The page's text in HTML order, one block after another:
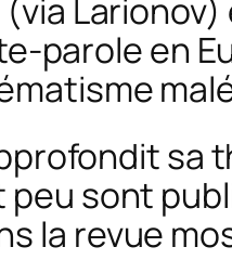
parole en
sa
sont
la revue